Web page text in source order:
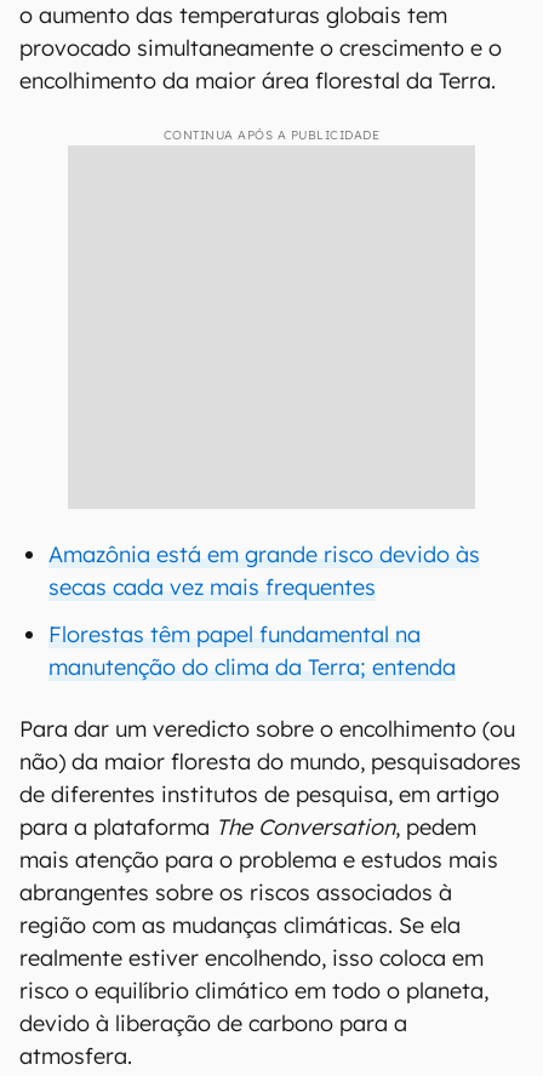
o aumento das temperaturas globais tem
provocado simultaneamente o crescimento e o
encolhimento da maior área florestal da Terra.
CONTINUA APÓS A PUBLICIDADE
Amazônia está em grande risco devido às
secas cada vez mais frequentes
Florestas têm papel fundamental na
manutenção do clima da Terra; entenda
Para dar um veredicto sobre o encolhimento (ou
não) da maior floresta do mundo, pesquisadores
de diferentes institutos de pesquisa, em artigo
para a plataforma The Conversation, pedem
mais atenção para o problema e estudos mais
abrangentes sobre os riscos associados à
região com as mudanças climáticas. Se ela
realmente estiver encolhendo, isso coloca em
risco o equilíbrio climático em todo o planeta,
devido à liberação de carbono para a
atmosfera.